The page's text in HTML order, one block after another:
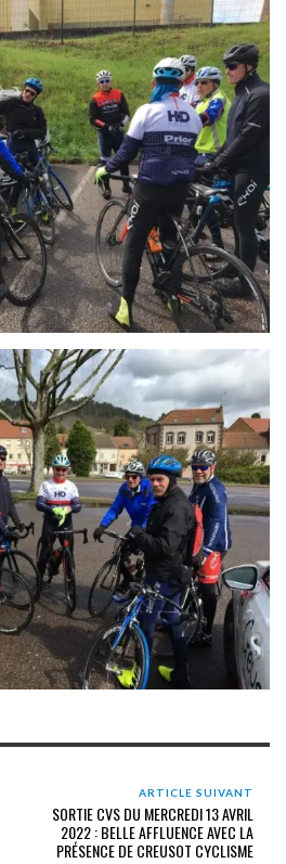
ARTICLE SUIVANT
SORTIE CVS DU MERCREDI 13 AVRIL
2022 : BELLE AFFLUENCE AVEC LA
PRÉSENCE DE CREUSOT CYCLISME